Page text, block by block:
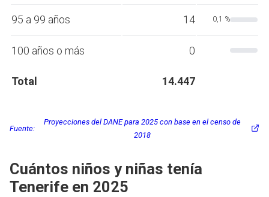
95 a 99 años 14 0,1 %
100 años o más 0
Total 14.447
Fuente:
Proyecciones del DANE para 2025 con base en el censo de
2018
Cuántos niños y niñas tenía
Tenerife en 2025